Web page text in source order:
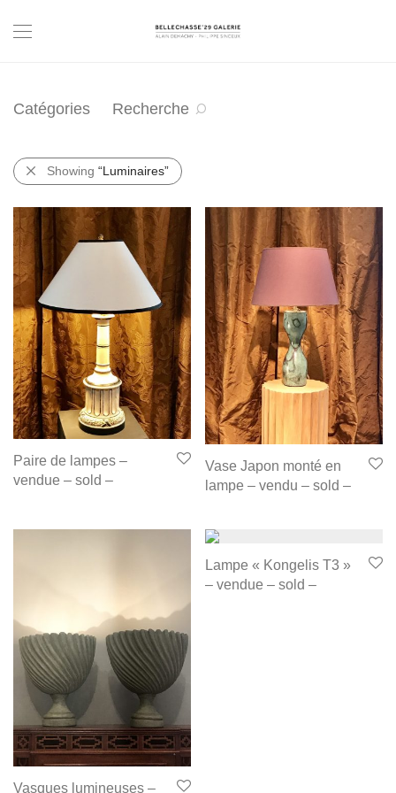
Catégories Recherche
Showing “Luminaires”
Paire de lampes –
vendue – sold –
Vase Japon monté en
lampe – vendu – sold –
Vasques lumineuses –
Lampe « Kongelis T3 »
– vendue – sold –